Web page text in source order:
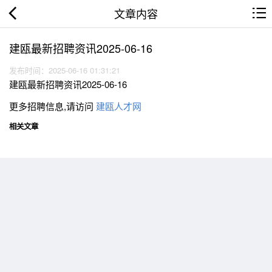
文章内容
建瓯最新招聘资讯2025-06-16
发布时间：2025-06-16 01:31:21
建瓯最新招聘资讯2025-06-16
更多招聘信息,请访问 建瓯人才网
相关文章